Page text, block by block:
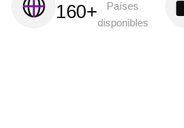
160+
Países
disponibles